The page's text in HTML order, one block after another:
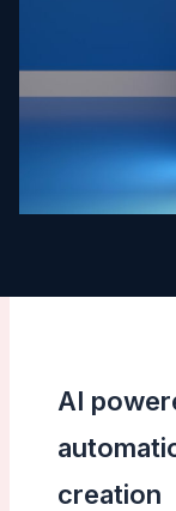
AI
creation